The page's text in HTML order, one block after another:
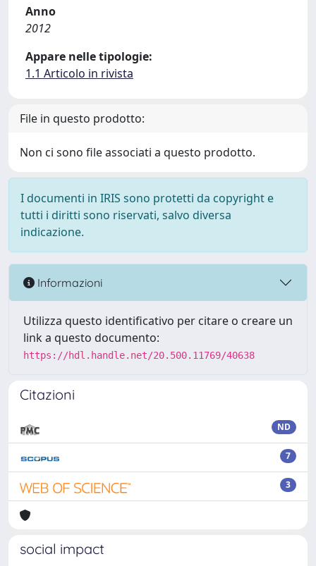
Anno
2012
Appare nelle tipologie:
1.1 Articolo in rivista
File in questo prodotto:
Non ci sono file associati a questo prodotto.
I documenti in IRIS sono protetti da copyright e
tutti i diritti sono riservati, salvo diversa
indicazione.
Informazioni
Utilizza questo identificativo per citare o creare un
link a questo documento:
https://hdl.handle.net/20.500.11769/40638
Citazioni
ND
7
3
social impact